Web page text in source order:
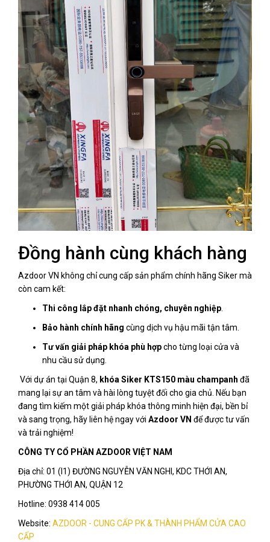
Đồng hành cùng khách hàng
Azdoor VN không chỉ cung cấp sản phẩm chính hãng Siker mà
còn cam kết:
Thi công lắp đặt nhanh chóng, chuyên nghiệp
Bảo hành chính hãng cùng dịch vụ hậu mãi tận tâm.
Tư vấn giải pháp khóa phù hợpcho từng loại cửa và
nhu cầu sử dụng.
Với dự án tại Quận 8, khóa Siker KTS150 màu champanh đã
mang lại sự an tâm và hài lòng tuyệt đối cho gia chủ. Nếu bạn
đang tìm kiếm một giải pháp khóa thông minh hiện đại, bền bỉ
và sang trọng, hãy liên hệ ngay với Azdoor VN để được tư vấn
và trải nghiệm!
CÔNG TY CỔ PHẦN AZDOOR VIỆT NAM
Địa chỉ: 01 (I1) ĐƯỜNG NGUYỄN VĂN NGHI, KDC THỚI AN,
PHƯỜNG THỚI AN, QUẬN 12
Hotline: 0938 414 005
Website: AZDOOR - CUNG CẤP PK & THÀNH PHẨM CỬA CAO
CẤP